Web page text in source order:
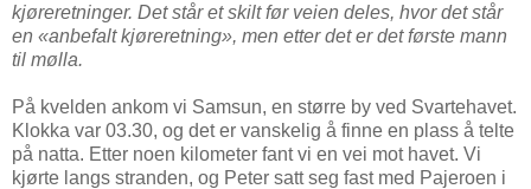
kjøreretninger. Det står et skilt før veien deles, hvor det står
en «anbefalt kjøreretning», men etter det er det første mann
til mølla.
På kvelden ankom vi Samsun, en større by ved Svartehavet.
Klokka var 03.30, og det er vanskelig å finne en plass å telte
på natta. Etter noen kilometer fant vi en vei mot havet. Vi
kjørte langs stranden, og Peter satt seg fast med Pajeroen i